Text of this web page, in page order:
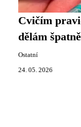
Cvičím
dělám
Ostatní
24. 05. 2026